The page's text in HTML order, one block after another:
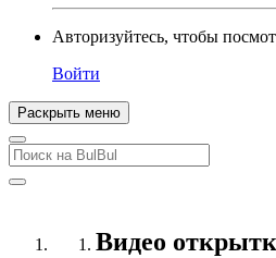
Авторизуйтесь, чтобы
Войти
Раскрыть меню
Видео